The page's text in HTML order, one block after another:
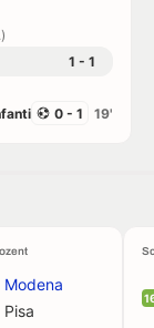
1 - 1
19'
0 - 1
Modena
Pisa